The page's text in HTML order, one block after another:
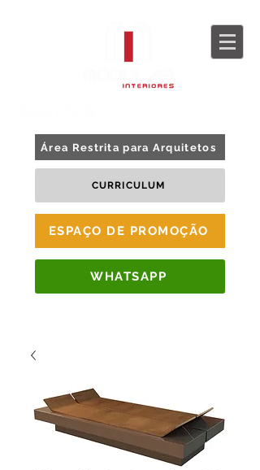
Área Restrita para Arquitetos
CURRICULUM
ESPAÇO DE PROMOÇÃO
WHATSAPP